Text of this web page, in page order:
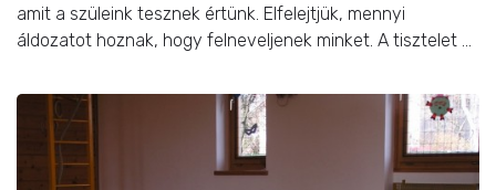
amit a szüleink tesznek értünk. Elfelejtjük, mennyi
áldozatot hoznak, hogy felneveljenek minket. A tisztelet ...